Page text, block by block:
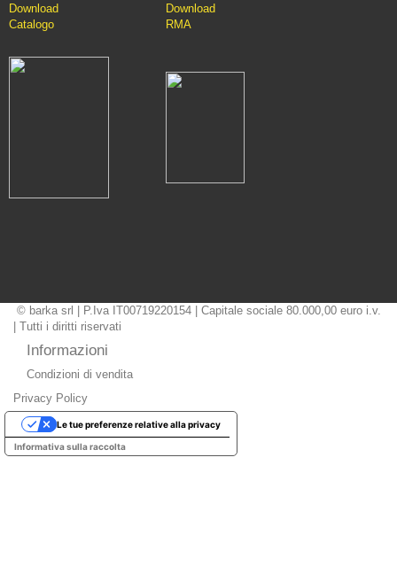
Download
Catalogo
Download
RMA
© barka srl | P.Iva IT00719220154 | Capitale sociale 80.000,00 euro i.v.
| Tutti i diritti riservati
Informazioni
Condizioni di vendita
Privacy Policy
Informativa sulla raccolta
Le tue preferenze relative alla privacy